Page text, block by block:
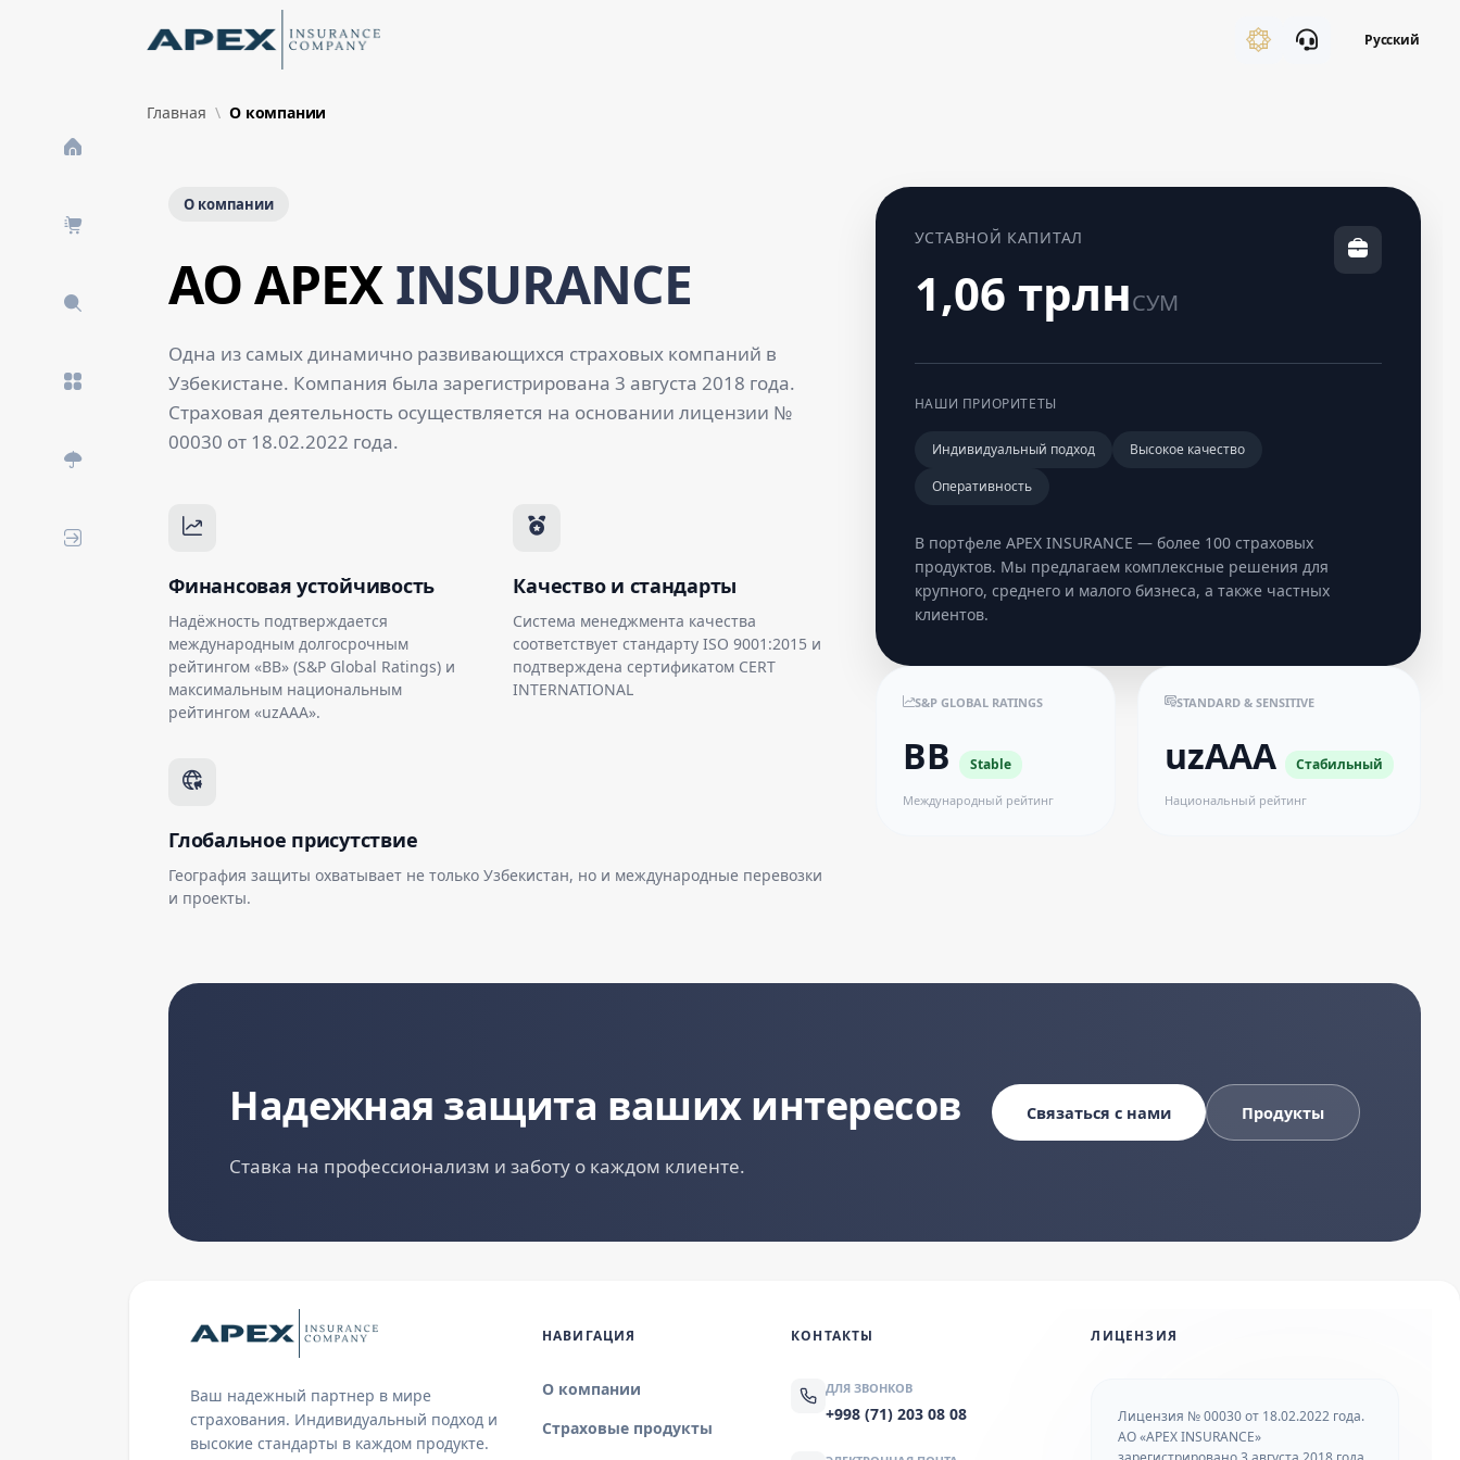
Русский
Главная О компании
О компании
AO APEXINSURANCE
Одна из самых динамично развивающихся страховых компаний в
Узбекистане. Компания была зарегистрирована 3 августа 2018 года.
Страховая деятельность осуществляется на основании лицензии №
00030 от 18.02.2022 года.
Финансовая устойчивость
Надёжность подтверждается
международным долгосрочным
рейтингом «BB» (S&P Global Ratings) и
максимальным национальным
рейтингом «uzAAA».
Качество и стандарты
Система менеджмента качества
соответствует стандарту ISO 9001:2015 и
подтверждена сертификатом CERT
INTERNATIONAL
Глобальное присутствие
География защиты охватывает не только Узбекистан, но и международные перевозки
и проекты.
УСТАВНОЙ КАПИТАЛ
1,06 трлнСУМ
НАШИ ПРИОРИТЕТЫ
Индивидуальный подход
Высокое качество
Оперативность
В портфеле APEX INSURANCE — более 100 страховых
продуктов. Мы предлагаем комплексные решения для
крупного, среднего и малого бизнеса, а также частных
клиентов.
S&P GLOBAL RATINGS
BB Stable
Международный рейтинг
STANDARD & SENSITIVE
uzAAA Стабильный
Национальный рейтинг
Надежная защита ваших интересов
Ставка на профессионализм и заботу о каждом клиенте.
Связаться с нами Продукты
Ваш надежный партнер в мире
страхования. Индивидуальный подход и
высокие стандарты в каждом продукте.
НАВИГАЦИЯ
О компании
Страховые продукты
КОНТАКТЫ
ДЛЯ ЗВОНКОВ
+998 (71) 203 08 08
ЛИЦЕНЗИЯ
Лицензия № 00030 от 18.02.2022 года.
АО «APEX INSURANCE»